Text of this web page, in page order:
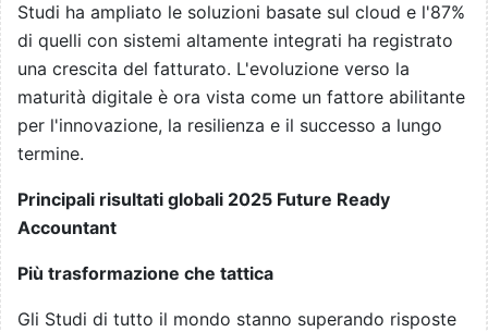
Studi ha ampliato le soluzioni basate sul cloud e l'87%
di quelli con sistemi altamente integrati ha registrato
una crescita del fatturato. L'evoluzione verso la
maturità digitale è ora vista come un fattore abilitante
per l'innovazione, la resilienza e il successo a lungo
termine.
Principali risultati globali 2025 Future Ready
Accountant
Più trasformazione che tattica
Gli Studi di tutto il mondo stanno superando risposte